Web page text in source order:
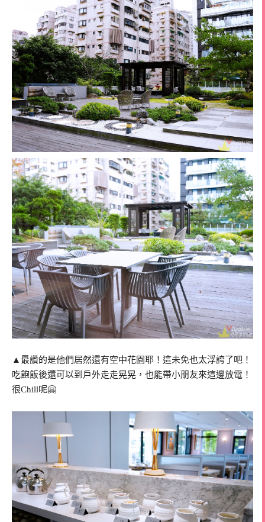
▲最讚的是他們居然還有空中花園耶！這未免也太浮誇了吧！
吃飽飯後還可以到戶外走走晃晃，也能帶小朋友來這邊放電！
很Chill呢🤗